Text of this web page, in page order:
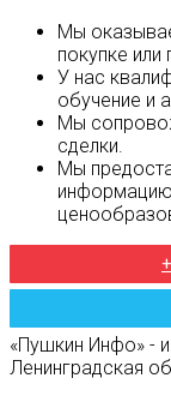
Мы
покупке
У нас
обучение и
Мы
сделки.
Мы
«Пушкин Инфо» -
Ленинградская